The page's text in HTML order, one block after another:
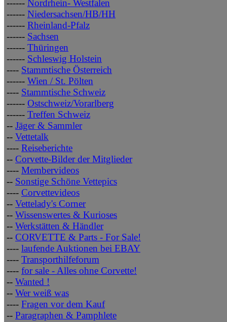
------ Nordrhein- Westfalen
------ Niedersachsen/HB/HH
------ Rheinland-Pfalz
------ Sachsen
------ Thüringen
------ Schleswig Holstein
---- Stammtische Österreich
------ Wien / St. Pölten
---- Stammtische Schweiz
------ Ostschweiz/Vorarlberg
------ Treffen Schweiz
-- Jäger & Sammler
-- Vettetalk
---- Reiseberichte
-- Corvette-Bilder der Mitglieder
---- Membervideos
-- Sonstige Schöne Vettepics
---- Corvettevideos
-- Vettelady's Corner
-- Wissenswertes & Kurioses
-- Werkstätten & Händler
-- CORVETTE & Parts - For Sale!
---- laufende Auktionen bei EBAY
---- Transporthilfeforum
---- for sale - Alles ohne Corvette!
-- Wanted !
-- Wer weiß was
---- Fragen vor dem Kauf
-- Paragraphen & Pamphlete